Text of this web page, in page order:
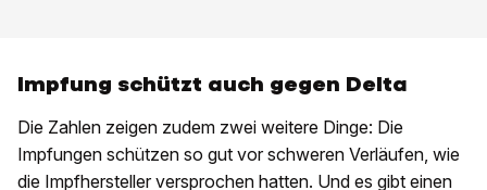
Impfung schützt auch gegen Delta
Die Zahlen zeigen zudem zwei weitere Dinge: Die
Impfungen schützen so gut vor schweren Verläufen, wie
die Impfhersteller versprochen hatten. Und es gibt einen